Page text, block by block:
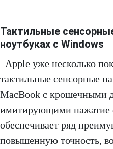
Тактильные
ноутбуках с Windows
Apple уже несколько
тактильные сенсорные
MacBook с крошечными
имитирующими нажатие
обеспечивает ряд
повышенную точность,